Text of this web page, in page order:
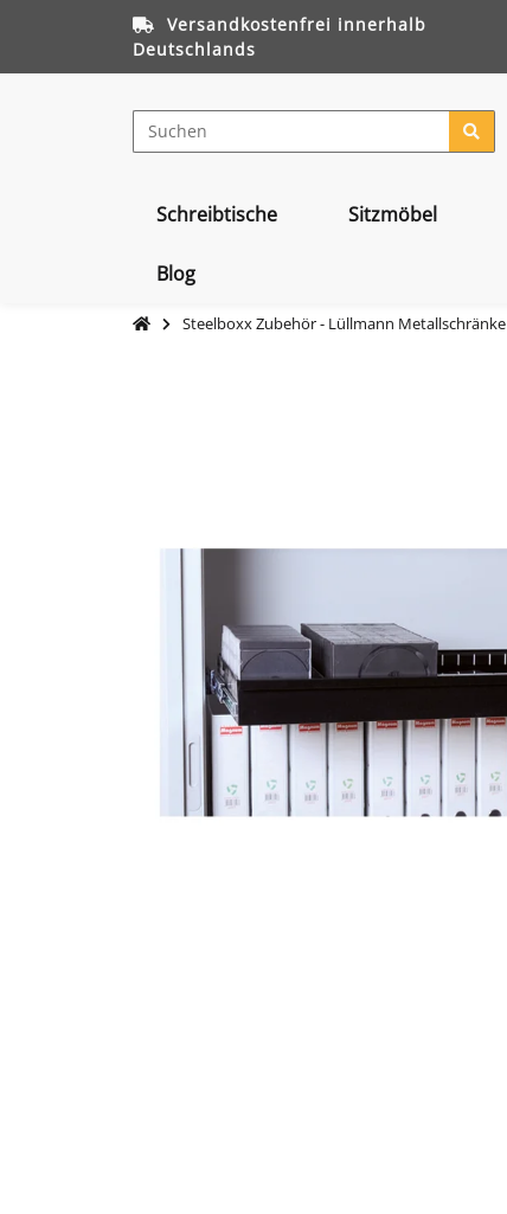
Versandkostenfrei innerhalb
Deutschlands
Schreibtische Sitzmöbel
Blog
Steelboxx Zubehör - Lüllmann Metallschränke